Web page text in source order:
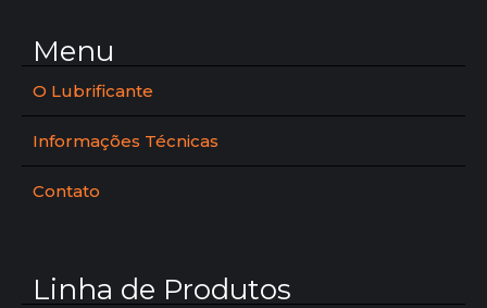
Menu
O Lubrificante
Informações Técnicas
Contato
Linha de Produtos